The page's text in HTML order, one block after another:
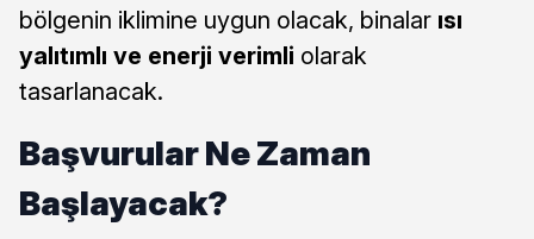
bölgenin iklimine uygun olacak, binalar ısı
yalıtımlı ve enerji verimli olarak
tasarlanacak.
Başvurular Ne Zaman
Başlayacak?